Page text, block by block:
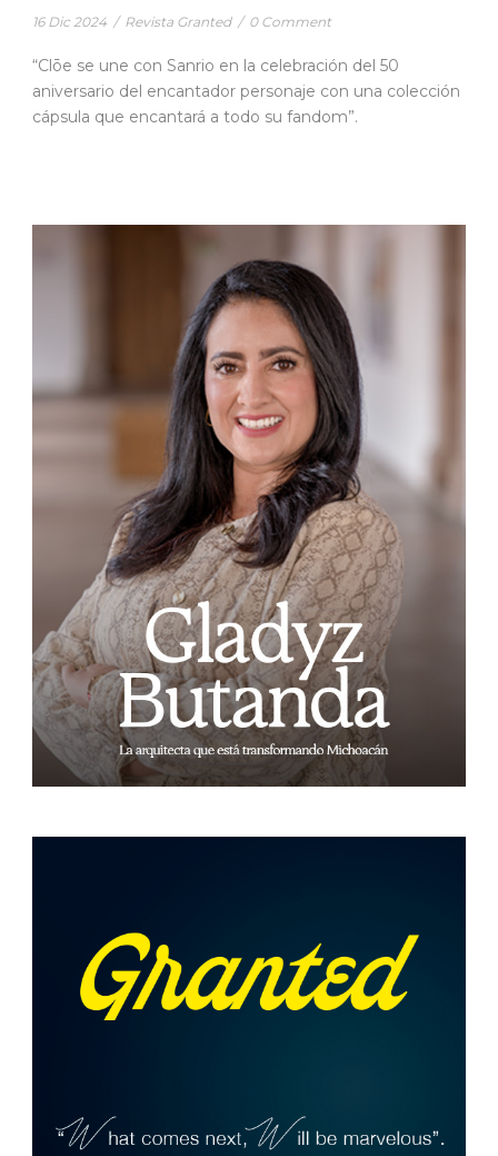
16 Dic 2024 / Revista Granted / 0 Comment
“Clōe se une con Sanrio en la celebración del 50
aniversario del encantador personaje con una colección
cápsula que encantará a todo su fandom”.